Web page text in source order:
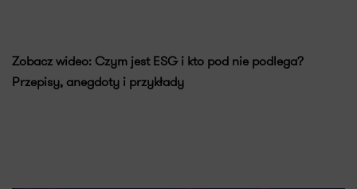
Zobacz wideo: Czym jest ESG i kto pod nie podlega?
Przepisy, anegdoty i przykłady